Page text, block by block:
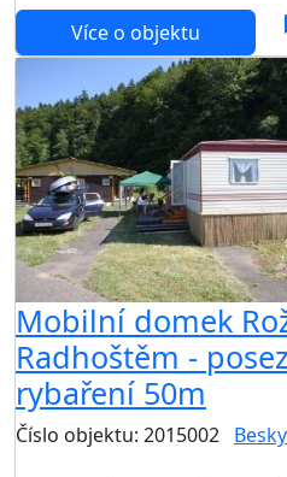
Více o objektu
Mobilní domek
Radhoštěm -
rybaření 50m
Číslo objektu: 2015002